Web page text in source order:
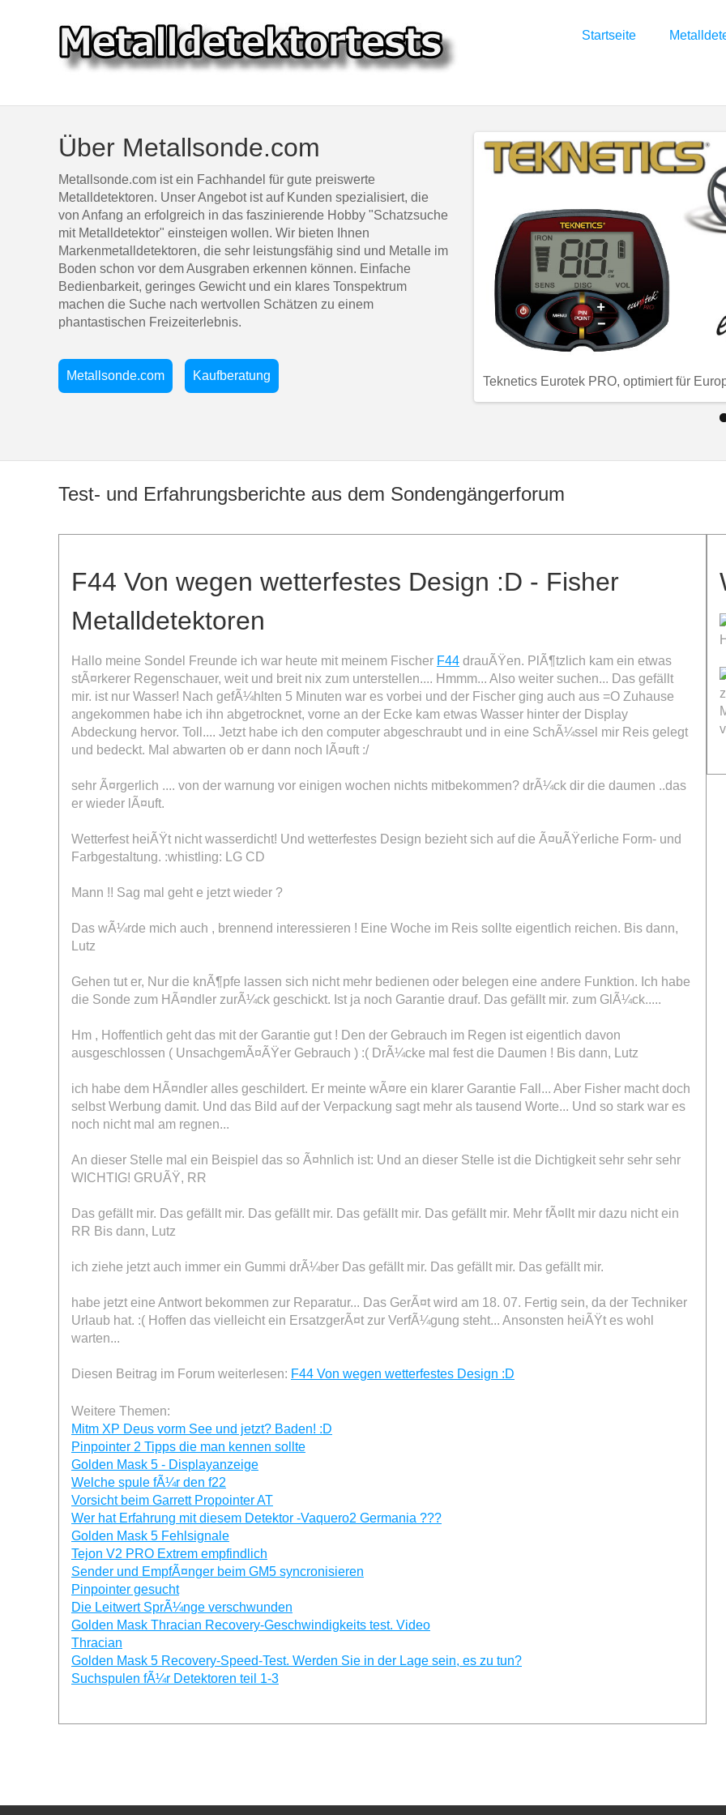
Startseite
Über Metallsonde.com
Metallsonde.com ist ein Fachhandel für gute preiswerte
Metalldetektoren. Unser Angebot ist auf Kunden spezialisiert, die
von Anfang an erfolgreich in das faszinierende Hobby "Schatzsuche
mit Metalldetektor" einsteigen wollen. Wir bieten Ihnen
Markenmetalldetektoren, die sehr leistungsfähig sind und Metalle im
Boden schon vor dem Ausgraben erkennen können. Einfache
Bedienbarkeit, geringes Gewicht und ein klares Tonspektrum
machen die Suche nach wertvollen Schätzen zu einem
phantastischen Freizeiterlebnis.
Metallsonde.com Kaufberatung
leistungsstark und vielseitig... Teknetics Eurotek PRO, optimiert für
Test- und Erfahrungsberichte aus dem Sondengängerforum
F44 Von wegen wetterfestes Design :D - Fisher
Metalldetektoren
Hallo meine Sondel Freunde ich war heute mit meinem Fischer F44 drauÃŸen. PlÃ¶tzlich kam ein etwas
stÃ¤rkerer Regenschauer, weit und breit nix zum unterstellen.... Hmmm... Also weiter suchen... Das gefällt
mir. ist nur Wasser! Nach gefÃ¼hlten 5 Minuten war es vorbei und der Fischer ging auch aus =O Zuhause
angekommen habe ich ihn abgetrocknet, vorne an der Ecke kam etwas Wasser hinter der Display
Abdeckung hervor. Toll.... Jetzt habe ich den computer abgeschraubt und in eine SchÃ¼ssel mir Reis gelegt
und bedeckt. Mal abwarten ob er dann noch lÃ¤uft :/
sehr Ã¤rgerlich .... von der warnung vor einigen wochen nichts mitbekommen? drÃ¼ck dir die daumen ..das
er wieder lÃ¤uft.
Wetterfest heiÃŸt nicht wasserdicht! Und wetterfestes Design bezieht sich auf die Ã¤uÃŸerliche Form- und
Farbgestaltung. :whistling: LG CD
Mann !! Sag mal geht e jetzt wieder ?
Das wÃ¼rde mich auch , brennend interessieren ! Eine Woche im Reis sollte eigentlich reichen. Bis dann,
Lutz
Gehen tut er, Nur die knÃ¶pfe lassen sich nicht mehr bedienen oder belegen eine andere Funktion. Ich habe
die Sonde zum HÃ¤ndler zurÃ¼ck geschickt. Ist ja noch Garantie drauf. Das gefällt mir. zum GlÃ¼ck.....
Hm , Hoffentlich geht das mit der Garantie gut ! Den der Gebrauch im Regen ist eigentlich davon
ausgeschlossen ( UnsachgemÃ¤ÃŸer Gebrauch ) :( DrÃ¼cke mal fest die Daumen ! Bis dann, Lutz
ich habe dem HÃ¤ndler alles geschildert. Er meinte wÃ¤re ein klarer Garantie Fall... Aber Fisher macht doch
selbst Werbung damit. Und das Bild auf der Verpackung sagt mehr als tausend Worte... Und so stark war es
noch nicht mal am regnen...
An dieser Stelle mal ein Beispiel das so Ã¤hnlich ist: Und an dieser Stelle ist die Dichtigkeit sehr sehr sehr
WICHTIG! GRUÃŸ, RR
Das gefällt mir. Das gefällt mir. Das gefällt mir. Das gefällt mir. Das gefällt mir. Mehr fÃ¤llt mir dazu nicht ein
RR Bis dann, Lutz
ich ziehe jetzt auch immer ein Gummi drÃ¼ber Das gefällt mir. Das gefällt mir. Das gefällt mir.
habe jetzt eine Antwort bekommen zur Reparatur... Das GerÃ¤t wird am 18. 07. Fertig sein, da der Techniker
Urlaub hat. :( Hoffen das vielleicht ein ErsatzgerÃ¤t zur VerfÃ¼gung steht... Ansonsten heiÃŸt es wohl
warten...
Diesen Beitrag im Forum weiterlesen: F44 Von wegen wetterfestes Design :D
Weitere Themen:
Mitm XP Deus vorm See und jetzt? Baden! :D
Pinpointer 2 Tipps die man kennen sollte
Golden Mask 5 - Displayanzeige
Welche spule fÃ¼r den f22
Vorsicht beim Garrett Propointer AT
Wer hat Erfahrung mit diesem Detektor -Vaquero2 Germania ???
Golden Mask 5 Fehlsignale
Tejon V2 PRO Extrem empfindlich
Sender und EmpfÃ¤nger beim GM5 syncronisieren
Pinpointer gesucht
Die Leitwert SprÃ¼nge verschwunden
Golden Mask Thracian Recovery-Geschwindigkeits test. Video
Thracian
Golden Mask 5 Recovery-Speed-Test. Werden Sie in der Lage sein, es zu tun?
Suchspulen fÃ¼r Detektoren teil 1-3